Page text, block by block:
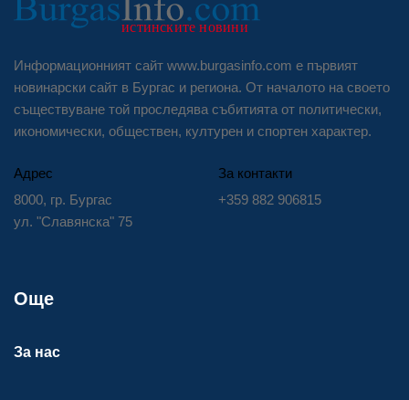
Информационният сайт www.burgasinfo.com е първият
новинарски сайт в Бургас и региона. От началото на своето
съществуване той проследява събитията от политически,
икономически, обществен, културен и спортен характер.
Адрес
8000, гр. Бургас
ул. "Славянска" 75
За контакти
+359 882 906815
Още
За нас